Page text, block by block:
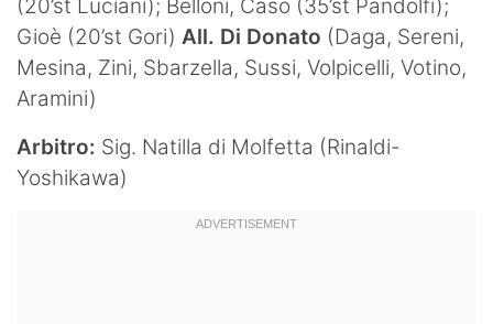
(20’st Luciani); Belloni, Caso (35’st Pandolfi);
Gioè (20’st Gori) All. Di Donato (Daga, Sereni,
Mesina, Zini, Sbarzella, Sussi, Volpicelli, Votino,
Aramini)
Arbitro: Sig. Natilla di Molfetta (Rinaldi-
Yoshikawa)